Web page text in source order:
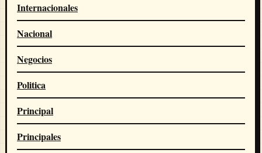
Internacionales
Nacional
Negocios
Politica
Principal
Principales